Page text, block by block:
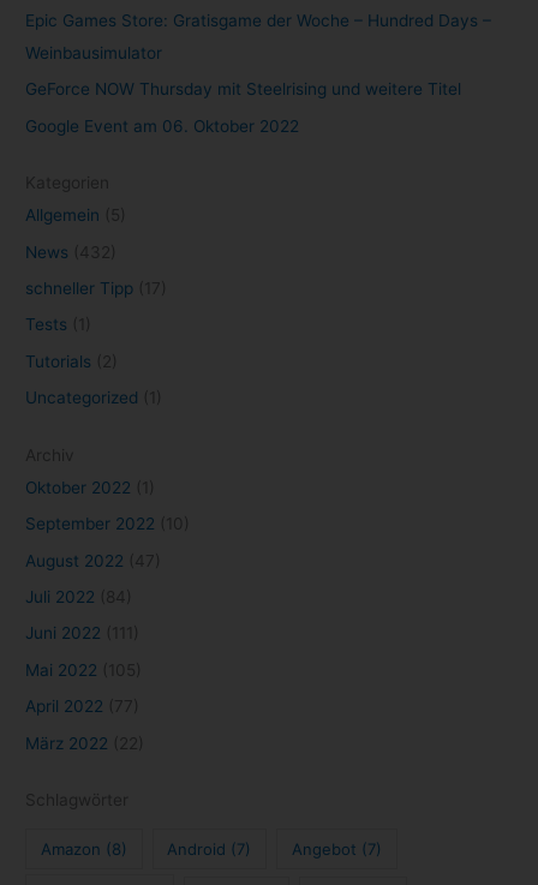
Epic Games Store: Gratisgame der Woche – Hundred Days –
Weinbausimulator
GeForce NOW Thursday mit Steelrising und weitere Titel
Google Event am 06. Oktober 2022
Allgemein
News
schneller Tipp
Tests
Tutorials
Uncategorized
Oktober 2022
September 2022
August 2022
Juli 2022
Juni 2022
Mai 2022
April 2022
März 2022
Amazon (8) Android (7) Angebot (7)